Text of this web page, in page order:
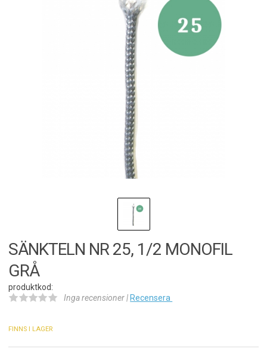
SÄNKTELN NR 25, 1/2 MONOFIL
GRÅ
produktkod:
Inga recensioner | Recensera
FINNS I LAGER